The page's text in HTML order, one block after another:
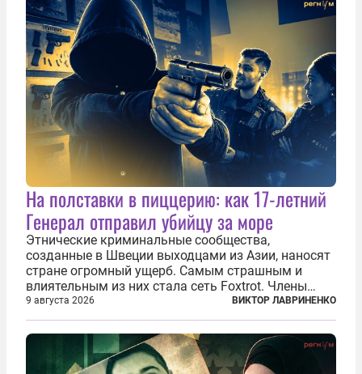
На полставки в пиццерию: как 17-летний
Генерал отправил убийцу за море
Этнические криминальные сообщества,
созданные в Швеции выходцами из Азии, наносят
стране огромный ущерб. Самым страшным и
влиятельным из них стала сеть Foxtrot. Члены
этой сети не только убивают и грабят шведов,
подсаживают их на наркотики, но и совершают
нечто еще даже более страшное — массово...
9 августа 2026 ВИКТОР ЛАВРИНЕНКО